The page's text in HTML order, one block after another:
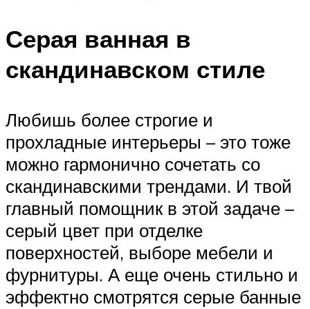
Серая ванная в
скандинавском стиле
Любишь более строгие и
прохладные интерьеры – это тоже
можно гармонично сочетать со
скандинавскими трендами. И твой
главный помощник в этой задаче –
серый цвет при отделке
поверхностей, выборе мебели и
фурнитуры. А еще очень стильно и
эффектно смотрятся серые банные